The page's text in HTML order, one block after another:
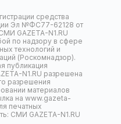
средства
Эл №ФС77-62128 от
GAZETA-N1.RU
по надзору в сфере
технологий и
(Роскомнадзор).
публикация
N1.RU разрешена
разрешения
материалов
на www.gazeta-
печатных
СМИ GAZETA-N1.RU